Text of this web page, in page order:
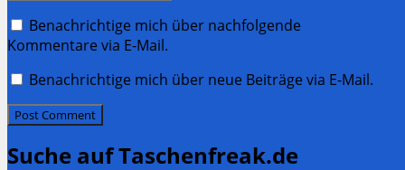
Benachrichtige mich über nachfolgende
Kommentare via E-Mail.
Benachrichtige mich über neue Beiträge via E-Mail.
Suche auf Taschenfreak.de